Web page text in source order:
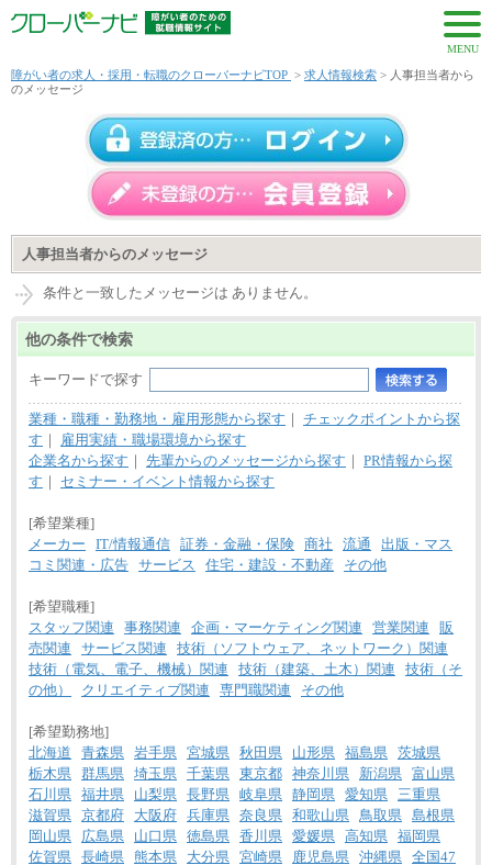
MENU
障がい者の求人・採用・転職のクローバーナビTOP > 求人情報検索 > 人事担当者から
のメッセージ
人事担当者からのメッセージ
条件と一致したメッセージは ありません。
他の条件で検索
キーワードで探す
業種・職種・勤務地・雇用形態から探す ｜ チェックポイントから探
す ｜
雇用実績・職場環境から探す
企業名から探す ｜ 先輩からのメッセージから探す ｜ PR情報から探
す ｜ セミナー・イベント情報から探す
[希望業種]
メーカー
IT/情報通信 証券・金融・保険 商社 流通
出版・マス
コミ関連・広告 サービス 住宅・建設・不動産 その他
[希望職種]
スタッフ関連
事務関連 企画・マーケティング関連 営業関連
販
売関連
サービス関連
技術（ソフトウェア、ネットワーク）関連
技術（電気、電子、機械）関連
技術（建築、土木）関連
技術（そ
の他）
クリエイティブ関連 専門職関連 その他
[希望勤務地]
北海道
青森県 岩手県 宮城県 秋田県 山形県 福島県
茨城県
栃木県
群馬県 埼玉県 千葉県 東京都 神奈川県 新潟県
富山県
石川県
福井県 山梨県 長野県 岐阜県 静岡県 愛知県
三重県
滋賀県
京都府 大阪府 兵庫県 奈良県 和歌山県 鳥取県
島根県
岡山県
広島県 山口県 徳島県 香川県 愛媛県 高知県
福岡県
佐賀県
長崎県 熊本県 大分県 宮崎県 鹿児島県 沖縄県
全国47